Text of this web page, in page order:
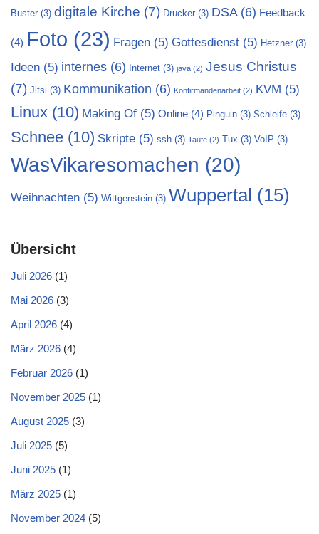
Buster (3) digitale Kirche (7) Drucker (3) DSA(6) Feedback
(4) Foto (23) Fragen (5) Gottesdienst (5) Hetzner (3)
Ideen (5) internes (6) Internet (3) java (2) Jesus Christus
(7) Jitsi (3) Kommunikation (6) Konfirmandenarbeit (2) KVM (5)
Linux (10) Making Of (5) Online (4) Pinguin (3) Schleife (3)
Schnee (10) Skripte (5) ssh (3) Taufe (2) Tux (3) VoIP (3)
WasVikaresomachen (20)
Weihnachten (5) Wittgenstein (3) Wuppertal (15)
Übersicht
Juli 2026 (1)
Mai 2026 (3)
April 2026 (4)
März 2026 (4)
Februar 2026 (1)
November 2025 (1)
August 2025 (3)
Juli 2025 (5)
Juni 2025 (1)
März 2025 (1)
November 2024 (5)